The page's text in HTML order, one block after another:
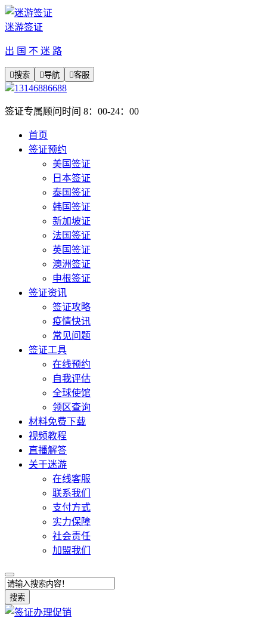
迷游签证
出 国 不 迷 路
搜索 导航 客服
13146886688
签证专属顾问时间 8：00-24：00
首页
签证预约
美国签证
日本签证
泰国签证
韩国签证
新加坡证
法国签证
英国签证
澳洲签证
申根签证
签证资讯
签证攻略
疫情快讯
常见问题
签证工具
在线预约
自我评估
全球使馆
领区查询
材料免费下载
视频教程
直播解答
关于迷游
在线客服
联系我们
支付方式
实力保障
社会责任
加盟我们
搜索